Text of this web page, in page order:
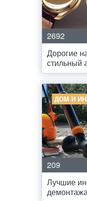
2692
Дорогие
стильный
ДОМ И
209
Лучшие